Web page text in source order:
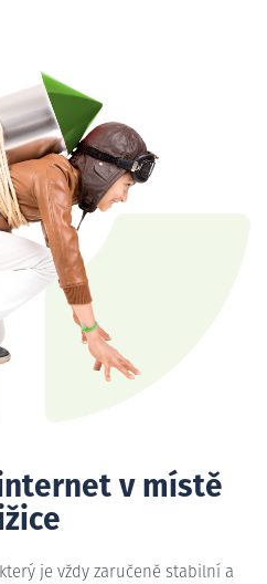
v místě
je vždy zaručeně stabilní a